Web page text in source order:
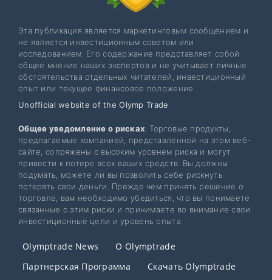
Эта публикация является маркетинговым сообщением и
не является инвестиционным советом или
исследованием. Его содержание представляет собой
общее мнение наших экспертов и не учитывает личные
обстоятельства отдельных читателей, инвестиционный
опыт или текущее финансовое положение.
Unofficial website of the Olymp Trade
Общее уведомление о рисках: Торговые продукты,
предлагаемые компанией, представленной на этом веб-
сайте, сопряжены с высоким уровнем риска и могут
привести к потере всех ваших средств. Вы должны
подумать, можете ли вы позволить себе рискнуть
потерять свои деньги. Прежде чем принять решение о
торговле, вам необходимо убедиться, что вы понимаете
связанные с этим риски и принимаете во внимание свои
инвестиционные цели и уровень опыта.
Olymptrade News
О Olymptrade
Партнерская Программа
Скачать Olymptrade